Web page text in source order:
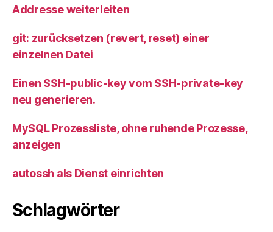
Addresse weiterleiten
git: zurücksetzen (revert, reset) einer
einzelnen Datei
Einen SSH-public-key vom SSH-private-key
neu generieren.
MySQL Prozessliste, ohne ruhende Prozesse,
anzeigen
autossh als Dienst einrichten
Schlagwörter